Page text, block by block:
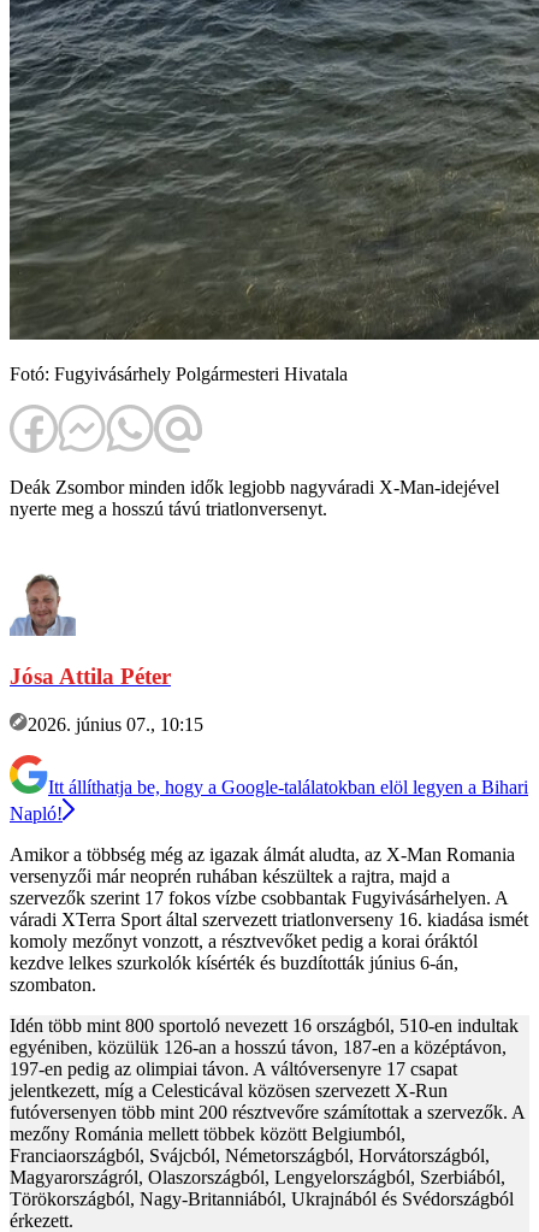
Fotó: Fugyivásárhely Polgármesteri Hivatala
Deák Zsombor minden idők legjobb nagyváradi X-Man-idejével
nyerte meg a hosszú távú triatlonversenyt.
Jósa Attila Péter
2026. június 07., 10:15
Itt állíthatja be, hogy a Google-találatokban elöl legyen a Bihari
Napló!
Amikor a többség még az igazak álmát aludta, az X-Man Romania
versenyzői már neoprén ruhában készültek a rajtra, majd a
szervezők szerint 17 fokos vízbe csobbantak Fugyivásárhelyen. A
váradi XTerra Sport által szervezett triatlonverseny 16. kiadása ismét
komoly mezőnyt vonzott, a résztvevőket pedig a korai óráktól
kezdve lelkes szurkolók kísérték és buzdították június 6-án,
szombaton.
Idén több mint 800 sportoló nevezett 16 országból, 510-en indultak
egyéniben, közülük 126-an a hosszú távon, 187-en a középtávon,
197-en pedig az olimpiai távon. A váltóversenyre 17 csapat
jelentkezett, míg a Celesticával közösen szervezett X-Run
futóversenyen több mint 200 résztvevőre számítottak a szervezők. A
mezőny Románia mellett többek között Belgiumból,
Franciaországból, Svájcból, Németországból, Horvátországból,
Magyarországról, Olaszországból, Lengyelországból, Szerbiából,
Törökországból, Nagy-Britanniából, Ukrajnából és Svédországból
érkezett.